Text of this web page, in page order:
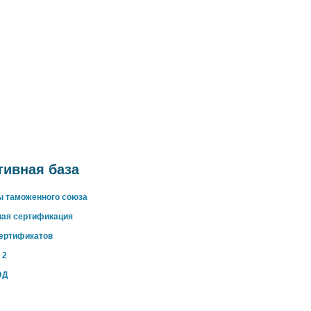
база
таможенного союза
сертификация
2